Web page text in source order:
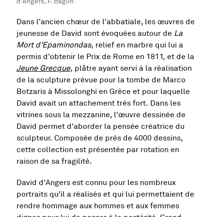
Dans l'ancien chœur de l'abbatiale, les œuvres de
jeunesse de David sont évoquées autour de La
Mort d'Epaminondas, relief en marbre qui lui a
permis d'obtenir le Prix de Rome en 1811, et de la
Jeune Grecque, plâtre ayant servi à la réalisation
de la sculpture prévue pour la tombe de Marco
Botzaris à Missolonghi en Grèce et pour laquelle
David avait un attachement très fort. Dans les
vitrines sous la mezzanine, l'œuvre dessinée de
David permet d'aborder la pensée créatrice du
sculpteur. Composée de près de 4000 dessins,
cette collection est présentée par rotation en
raison de sa fragilité.
David d'Angers est connu pour les nombreux
portraits qu'il a réalisés et qui lui permettaient de
rendre hommage aux hommes et aux femmes